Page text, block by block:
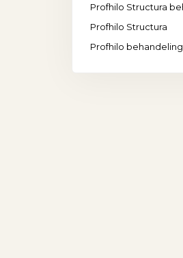
Profhilo Structura
Profhilo Structura
Profhilo behandeling